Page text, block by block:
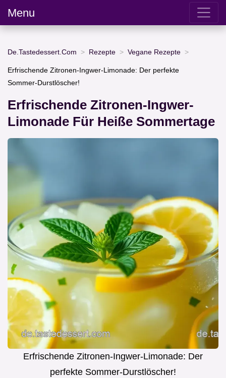
Menu
De.Tastedessert.Com Rezepte Vegane Rezepte
Erfrischende Zitronen-Ingwer-Limonade: Der perfekte
Sommer-Durstlöscher!
Erfrischende Zitronen-Ingwer-
Limonade Für Heiße Sommertage
Erfrischende Zitronen-Ingwer-Limonade: Der
perfekte Sommer-Durstlöscher!